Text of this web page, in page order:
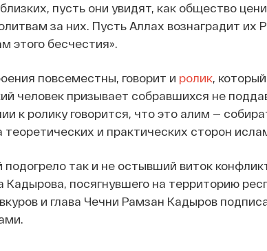
пусть они увидят, как общество
за них. Пусть Аллах вознаградит их
этого бесчестия».
повсеместны, говорит и ролик,
человек призывает собравшихся не
к ролику говорится, что это алим —
теоретических и практических сторон
подогрело так и не остывший виток
посягнувшего на территорию
и глава Чечни Рамзан Кадыров